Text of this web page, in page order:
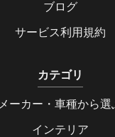
ブログ
サービス利用規約
カテゴリ
メーカー・車種から選
インテリア